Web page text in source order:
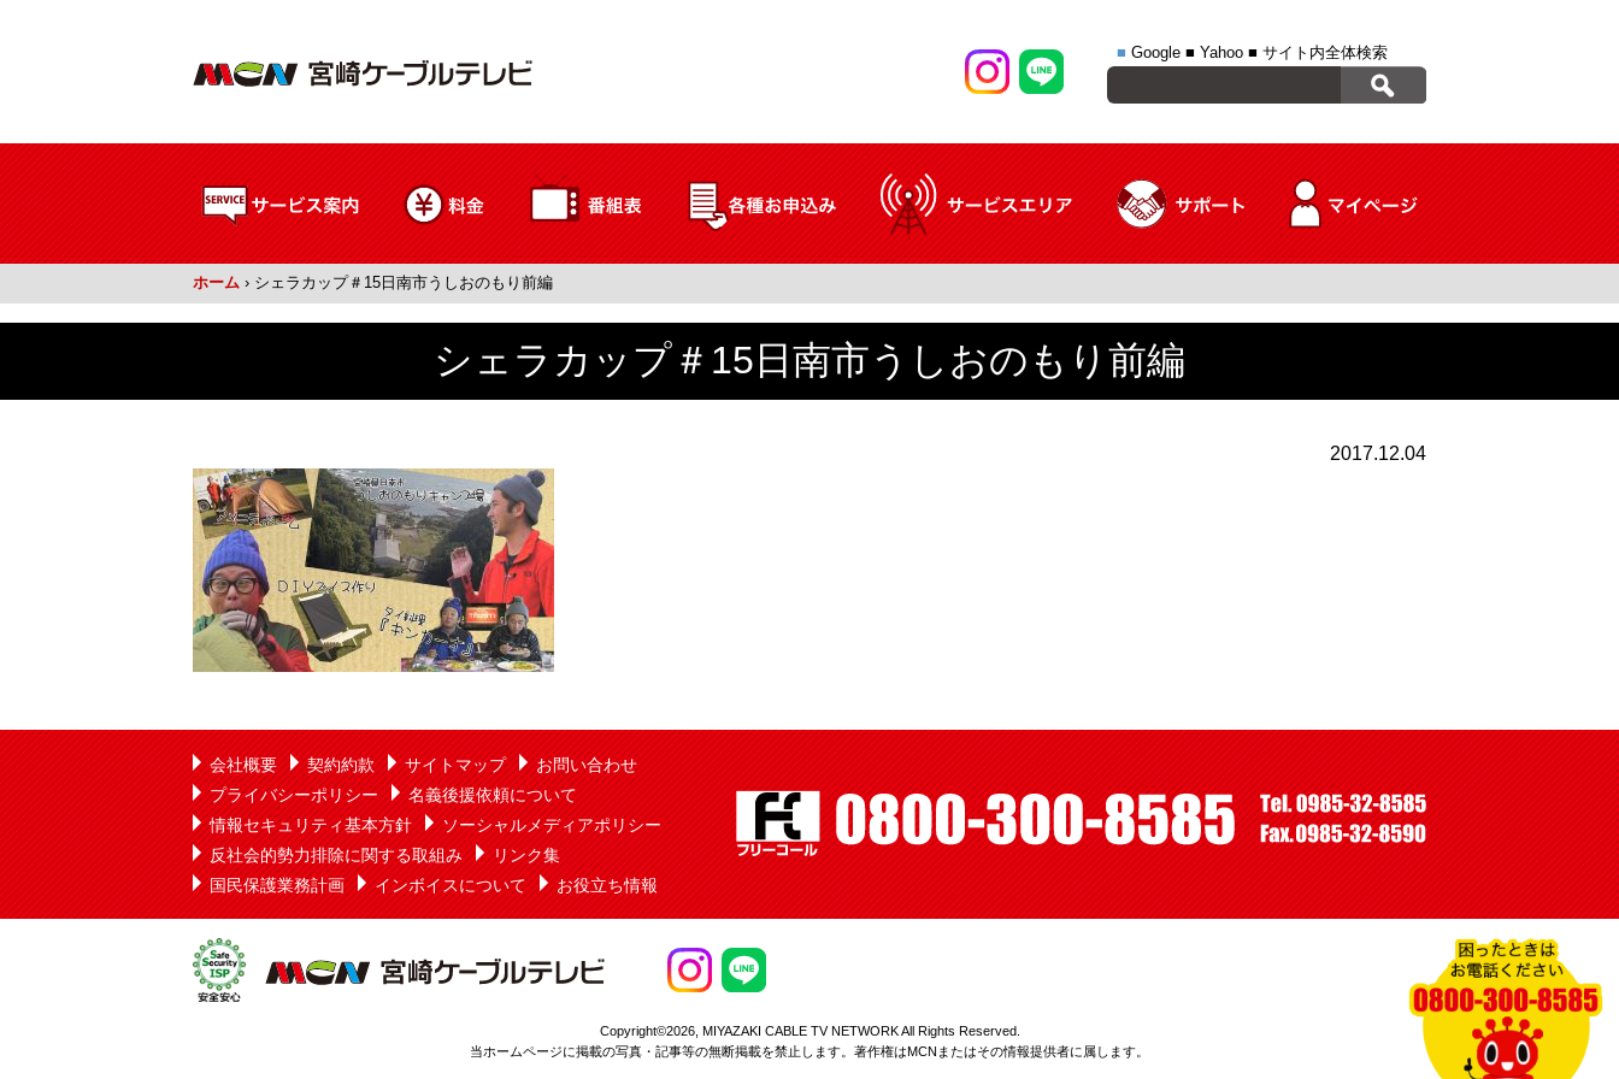
■ Google ■ Yahoo ■ サイト内全体検索
ホーム › シェラカップ＃15日南市うしおのもり前編
シェラカップ＃15日南市うしおのもり前編
2017.12.04
会社概要 契約約款 サイトマップ
お問い合わせ
プライバシーポリシー
名義後援依頼について
情報セキュリティ基本方針
ソーシャルメディアポリシー
反社会的勢力排除に関する取組み
リンク集
国民保護業務計画
インボイスについて お役立ち情報
Copyright©2026, MIYAZAKI CABLE TV NETWORK All Rights Reserved.
当ホームページに掲載の写真・記事等の無断掲載を禁止します。著作権はMCNまたはその情報提供者に属します。